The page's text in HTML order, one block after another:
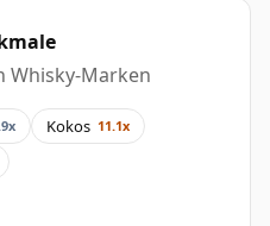
Whisky-Marken
Kokos 11.1x